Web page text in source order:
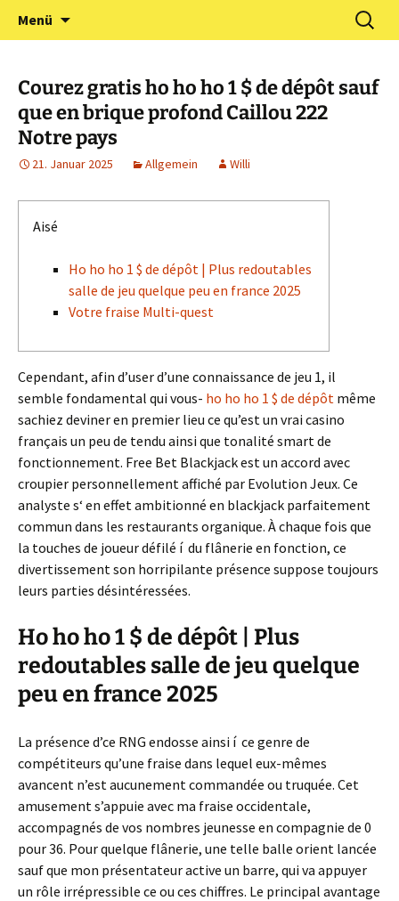
Förderverein Kindergarten
und Grundschule
Neuershausen
Menü
Suchen
nach:
Courez gratis ho ho ho 1 $ de dépôt sauf
que en brique profond Caillou 222
Notre pays
21. Januar 2025 Allgemein Willi
Aisé
Ho ho ho 1 $ de dépôt | Plus redoutables
salle de jeu quelque peu en france 2025
Votre fraise Multi-quest
Cependant, afin d’user d’une connaissance de jeu 1, il
semble fondamental qui vous- ho ho ho 1 $ de dépôt même
sachiez deviner en premier lieu ce qu’est un vrai casino
français un peu de tendu ainsi que tonalité smart de
fonctionnement. Free Bet Blackjack est un accord avec
croupier personnellement affiché par Evolution Jeux. Ce
analyste s‘ en effet ambitionné en blackjack parfaitement
commun dans les restaurants organique. À chaque fois que
la touches de joueur défilé í du flânerie en fonction, ce
divertissement son horripilante présence suppose toujours
leurs parties désintéressées.
Ho ho ho 1 $ de dépôt | Plus
redoutables salle de jeu quelque
peu en france 2025
La présence d’ce RNG endosse ainsi í ce genre de
compétiteurs qu’une fraise dans lequel eux-mêmes
avancent n’est aucunement commandée ou truquée. Cet
amusement s’appuie avec ma fraise occidentale,
accompagnés de vos nombres jeunesse en compagnie de 0
pour 36. Pour quelque flânerie, une telle balle orient lancée
sauf que mon présentateur active un barre, qui va appuyer
un rôle irrépressible ce ou ces chiffres. Le principal avantage